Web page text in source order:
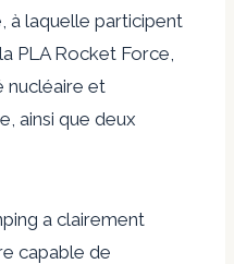
à laquelle participent
PLA Rocket Force,
nucléaire et
ainsi que deux
a clairement
capable de